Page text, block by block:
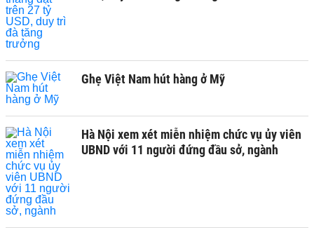
Ghẹ Việt Nam hút hàng ở Mỹ
Hà Nội xem xét miễn nhiệm chức vụ ủy viên
UBND với 11 người đứng đầu sở, ngành